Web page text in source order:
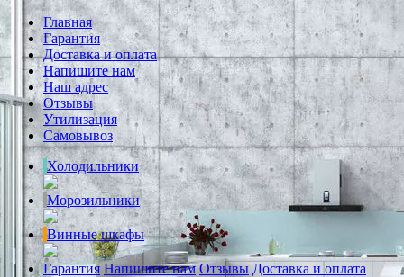
Главная
Гарантия
Доставка и оплата
Напишите нам
Наш адрес
Отзывы
Утилизация
Самовывоз
Холодильники
Морозильники
Винные шкафы
Гарантия Напишите нам Отзывы Доставка и оплата